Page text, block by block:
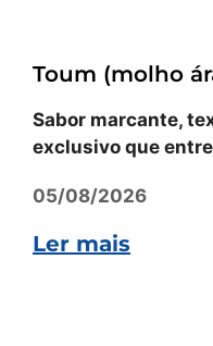
Toum (molho
Sabor marcante,
exclusivo que
05/08/2026
Ler mais